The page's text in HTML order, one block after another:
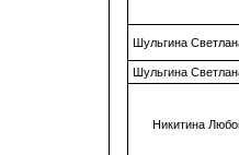
Шульгина
Шульгина
Никитина